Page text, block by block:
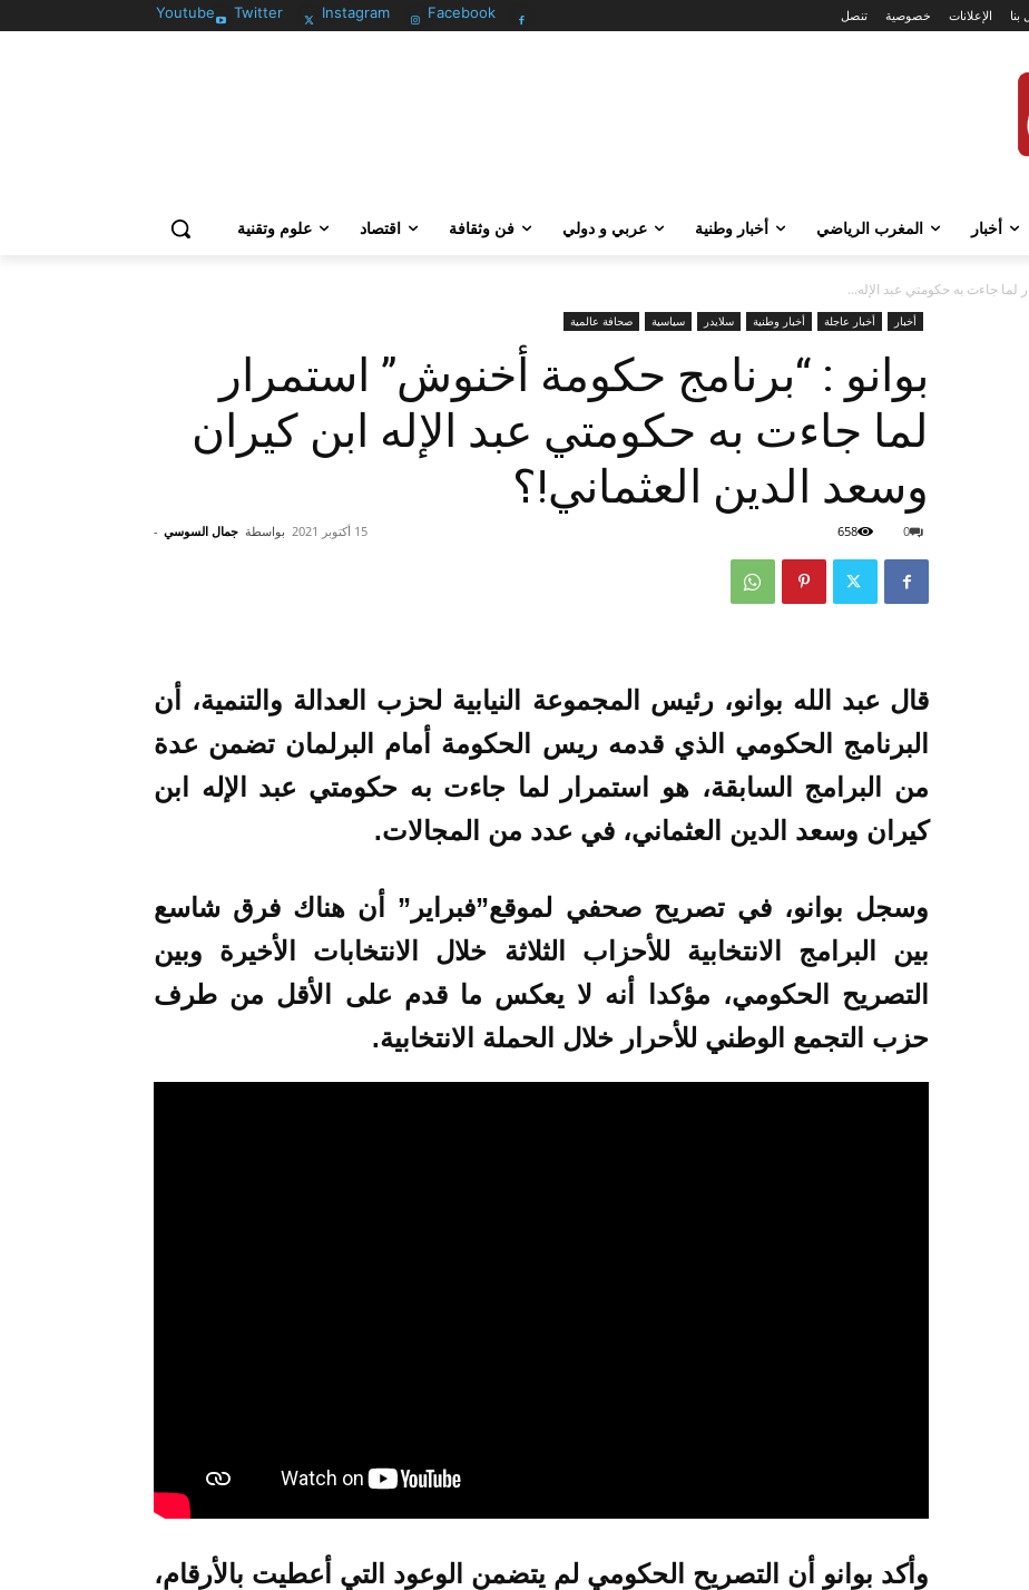
Facebook
Instagram
Twitter
Youtube تنصل خصوصية الإعلانات بنا
أخبار المغرب الرياضي أخبار وطنية عربي و دولي فن وثقافة اقتصاد علوم وتقنية
لما جاءت به حكومتي عبد الإله...
أخبار أخبار عاجلة أخبار وطنية سلايدر سياسية صحافة عالمية
بوانو : “برنامج حكومة أخنوش” استمرار
لما جاءت به حكومتي عبد الإله ابن كيران
وسعد الدين العثماني!؟
بواسطة جمال السوسي - 15 أكتوبر 2021 0
658
قال عبد الله بوانو، رئيس المجموعة النيابية لحزب العدالة والتنمية، أن
البرنامج الحكومي الذي قدمه ريس الحكومة أمام البرلمان تضمن عدة
من البرامج السابقة، هو استمرار لما جاءت به حكومتي عبد الإله ابن
كيران وسعد الدين العثماني، في عدد من المجالات.
وسجل بوانو، في تصريح صحفي لموقع”فبراير”
أن هناك فرق شاسع
بين البرامج الانتخابية للأحزاب الثلاثة خلال الانتخابات الأخيرة وبين
التصريح الحكومي، مؤكدا أنه لا يعكس ما قدم على الأقل من طرف
حزب التجمع الوطني للأحرار خلال الحملة الانتخابية.
وأكد بوانو أن التصريح الحكومي لم يتضمن الوعود التي أعطيت بالأرقام،